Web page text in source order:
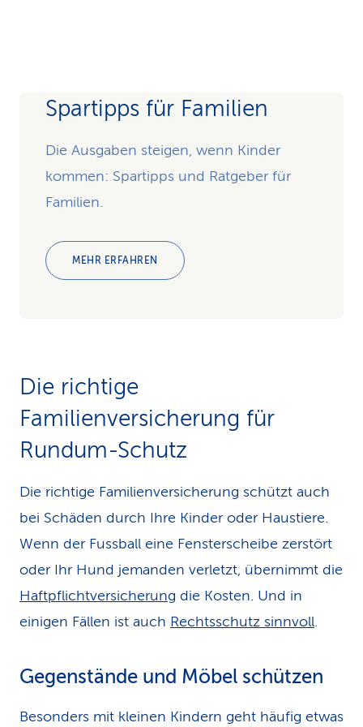
Spartipps für Familien
Die Ausgaben steigen, wenn Kinder
kommen: Spartipps und Ratgeber für
Familien.
MEHR ERFAHREN
Die richtige
Familienversicherung für
Rundum-Schutz
Die richtige Familienversicherung schützt auch
bei Schäden durch Ihre Kinder oder Haustiere.
Wenn der Fussball eine Fensterscheibe zerstört
oder Ihr Hund jemanden verletzt, übernimmt die
Haftpflichtversicherung die Kosten. Und in
einigen Fällen ist auch Rechtsschutz sinnvoll.
Gegenstände und Möbel schützen
Besonders mit kleinen Kindern geht häufig etwas